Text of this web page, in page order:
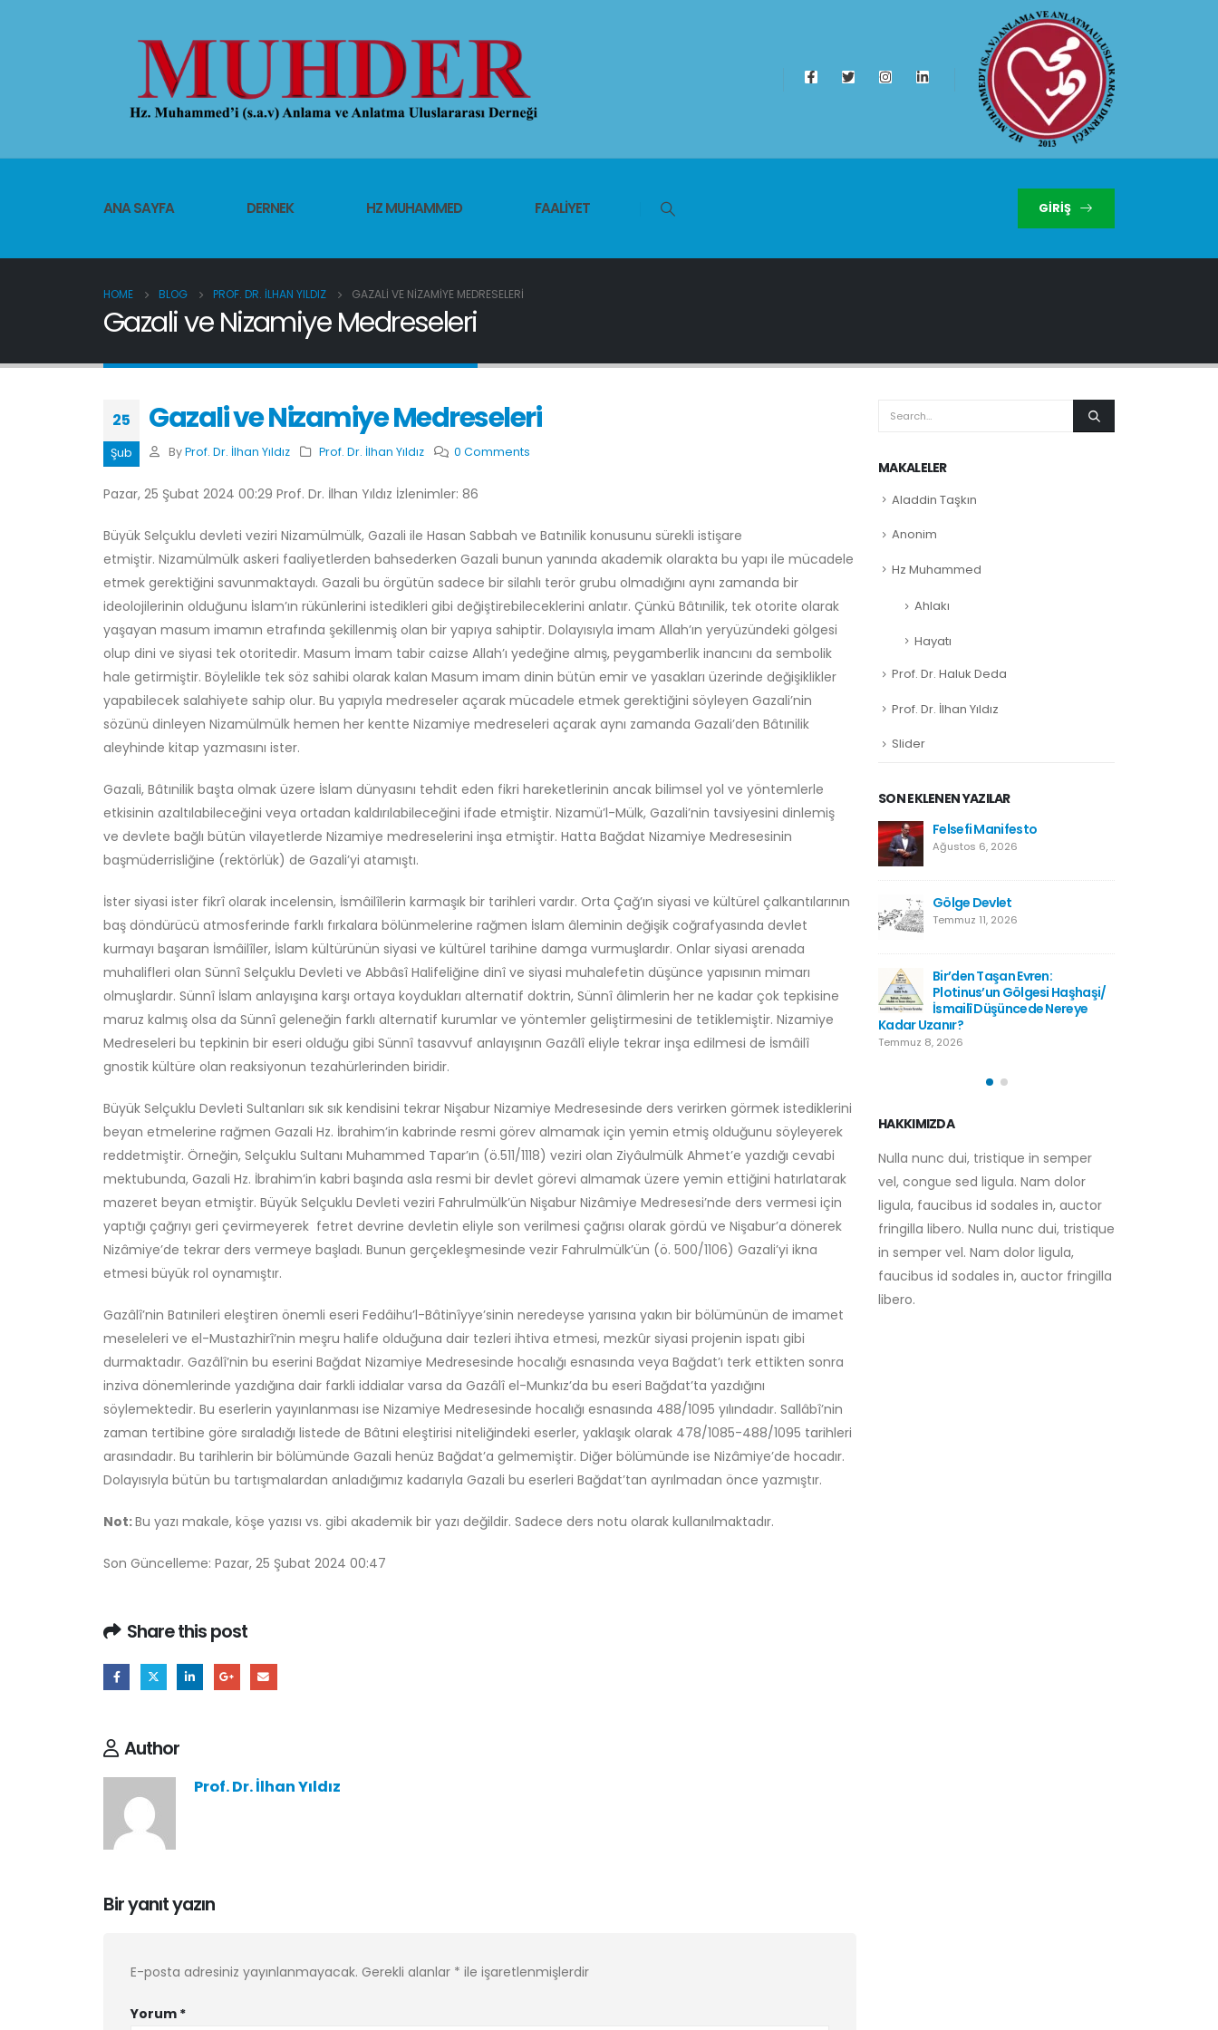
ANA SAYFA DERNEK HZ MUHAMMED FAALIYET GIRIŞ
HOME BLOG PROF. DR. İLHAN YILDIZ GAZALI VE NIZAMIYE MEDRESELERI
Gazali ve Nizamiye Medreseleri
25
Şub
Gazali ve Nizamiye Medreseleri
By Prof. Dr. İlhan Yıldız Prof. Dr. İlhan Yıldız 0 Comments
Pazar, 25 Şubat 2024 00:29 Prof. Dr. İlhan Yıldız İzlenimler: 86
Büyük Selçuklu devleti veziri Nizamülmülk, Gazali ile Hasan Sabbah ve Batınilik konusunu sürekli istişare
etmiştir. Nizamülmülk askeri faaliyetlerden bahsederken Gazali bunun yanında akademik olarakta bu yapı ile mücadele
etmek gerektiğini savunmaktaydı. Gazali bu örgütün sadece bir silahlı terör grubu olmadığını aynı zamanda bir
ideolojilerinin olduğunu İslam’ın rükünlerini istedikleri gibi değiştirebileceklerini anlatır. Çünkü Bâtınilik, tek otorite olarak
yaşayan masum imamın etrafında şekillenmiş olan bir yapıya sahiptir. Dolayısıyla imam Allah’ın yeryüzündeki gölgesi
olup dini ve siyasi tek otoritedir. Masum İmam tabir caizse Allah’ı yedeğine almış, peygamberlik inancını da sembolik
hale getirmiştir. Böylelikle tek söz sahibi olarak kalan Masum imam dinin bütün emir ve yasakları üzerinde değişiklikler
yapabilecek salahiyete sahip olur. Bu yapıyla medreseler açarak mücadele etmek gerektiğini söyleyen Gazali’nin
sözünü dinleyen Nizamülmülk hemen her kentte Nizamiye medreseleri açarak aynı zamanda Gazali’den Bâtınilik
aleyhinde kitap yazmasını ister.
Gazali, Bâtınilik başta olmak üzere İslam dünyasını tehdit eden fikri hareketlerinin ancak bilimsel yol ve yöntemlerle
etkisinin azaltılabileceğini veya ortadan kaldırılabileceğini ifade etmiştir. Nizamü’l-Mülk, Gazali’nin tavsiyesini dinlemiş
ve devlete bağlı bütün vilayetlerde Nizamiye medreselerini inşa etmiştir. Hatta Bağdat Nizamiye Medresesinin
başmüderrisliğine (rektörlük) de Gazali’yi atamıştı.
İster siyasi ister fikrî olarak incelensin, İsmâilîlerin karmaşık bir tarihleri vardır. Orta Çağ’ın siyasi ve kültürel çalkantılarının
baş döndürücü atmosferinde farklı fırkalara bölünmelerine rağmen İslam âleminin değişik coğrafyasında devlet
kurmayı başaran İsmâilîler, İslam kültürünün siyasi ve kültürel tarihine damga vurmuşlardır. Onlar siyasi arenada
muhalifleri olan Sünnî Selçuklu Devleti ve Abbâsî Halifeliğine dinî ve siyasi muhalefetin düşünce yapısının mimarı
olmuşlardır. Sünnî İslam anlayışına karşı ortaya koydukları alternatif doktrin, Sünnî âlimlerin her ne kadar çok tepkisine
maruz kalmış olsa da Sünnî geleneğin farklı alternatif kurumlar ve yöntemler geliştirmesini de tetiklemiştir. Nizamiye
Medreseleri bu tepkinin bir eseri olduğu gibi Sünnî tasavvuf anlayışının Gazâlî eliyle tekrar inşa edilmesi de İsmâilî
gnostik kültüre olan reaksiyonun tezahürlerinden biridir.
Büyük Selçuklu Devleti Sultanları sık sık kendisini tekrar Nişabur Nizamiye Medresesinde ders verirken görmek istediklerini
beyan etmelerine rağmen Gazali Hz. İbrahim’in kabrinde resmi görev almamak için yemin etmiş olduğunu söyleyerek
reddetmiştir. Örneğin, Selçuklu Sultanı Muhammed Tapar’ın (ö.511/1118) veziri olan Ziyâulmülk Ahmet’e yazdığı cevabi
mektubunda, Gazali Hz. İbrahim’in kabri başında asla resmi bir devlet görevi almamak üzere yemin ettiğini hatırlatarak
mazeret beyan etmiştir. Büyük Selçuklu Devleti veziri Fahrulmülk’ün Nişabur Nizâmiye Medresesi’nde ders vermesi için
yaptığı çağrıyı geri çevirmeyerek fetret devrine devletin eliyle son verilmesi çağrısı olarak gördü ve Nişabur’a dönerek
Nizâmiye’de tekrar ders vermeye başladı. Bunun gerçekleşmesinde vezir Fahrulmülk’ün (ö. 500/1106) Gazali’yi ikna
etmesi büyük rol oynamıştır.
Gazâlî’nin Batınileri eleştiren önemli eseri Fedâihu’l-Bâtinîyye’sinin neredeyse yarısına yakın bir bölümünün de imamet
meseleleri ve el-Mustazhirî’nin meşru halife olduğuna dair tezleri ihtiva etmesi, mezkûr siyasi projenin ispatı gibi
durmaktadır. Gazâlî’nin bu eserini Bağdat Nizamiye Medresesinde hocalığı esnasında veya Bağdat’ı terk ettikten sonra
inziva dönemlerinde yazdığına dair farkli iddialar varsa da Gazâlî el-Munkız’da bu eseri Bağdat’ta yazdığını
söylemektedir. Bu eserlerin yayınlanması ise Nizamiye Medresesinde hocalığı esnasında 488/1095 yılındadır. Sallâbî’nin
zaman tertibine göre sıraladığı listede de Bâtıni eleştirisi niteliğindeki eserler, yaklaşık olarak 478/1085-488/1095 tarihleri
arasındadır. Bu tarihlerin bir bölümünde Gazali henüz Bağdat’a gelmemiştir. Diğer bölümünde ise Nizâmiye’de hocadır.
Dolayısıyla bütün bu tartışmalardan anladığımız kadarıyla Gazali bu eserleri Bağdat’tan ayrılmadan önce yazmıştır.
Not:Bu yazı makale, köşe yazısı vs. gibi akademik bir yazı değildir. Sadece ders notu olarak kullanılmaktadır.
Son Güncelleme: Pazar, 25 Şubat 2024 00:47
Share this post
Author
Prof. Dr. İlhan Yıldız
Bir yanıt yazın
E-posta adresiniz yayınlanmayacak. Gerekli alanlar * ile işaretlenmişlerdir
Yorum *
MAKALELER
Aladdin Taşkın
Anonim
Hz Muhammed
Ahlakı
Hayatı
Prof. Dr. Haluk Deda
Prof. Dr. İlhan Yıldız
Slider
SON EKLENEN YAZILAR
Felsefi Manifesto
Ağustos 6, 2026
Gölge Devlet
Temmuz 11, 2026
Bir’den Taşan Evren:
Plotinus’un Gölgesi Haşhaşi/
İsmailî Düşüncede Nereye
Kadar Uzanır?
Temmuz 8, 2026
Kutsala Saygı, Hürriyetin
Düşmanı Değildir
Kışladan Yükselen
Kur’anTilaveti: Bir Milletin
Hafızasına Düşen Not
Haziran 28, 2026
Türkiye Neden Futbolcu
Yetiştiremiyor?
Haziran 28, 2026
Felsefi Manifesto
Ağustos 6, 2026
Gölge Devlet
Temmuz 11, 2026
Bir’den Taşan Evren:
Plotinus’un Gölgesi Haşhaşi/
İsmailî Düşüncede Nereye
Kadar Uzanır?
Temmuz 8, 2026
Kutsala Saygı, Hürriyetin
Düşmanı Değildir
Kışladan Yükselen
Kur’anTilaveti: Bir Milletin
Haziran 28, 2026
Türkiye Neden Futbolcu
Yetiştiremiyor?
Haziran 28, 2026
HAKKIMIZDA
Nulla nunc dui, tristique in semper
vel, congue sed ligula. Nam dolor
ligula, faucibus id sodales in, auctor
fringilla libero. Nulla nunc dui, tristique
in semper vel. Nam dolor ligula,
faucibus id sodales in, auctor fringilla
libero.